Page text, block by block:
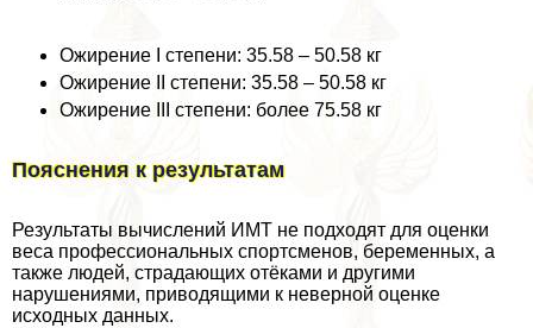
Ожирение I степени: 35.58 – 50.58 кг
Ожирение II степени: 35.58 – 50.58 кг
Ожирение III степени: более 75.58 кг
Пояснения к результатам
Результаты вычислений ИМТ не подходят для оценки
веса профессиональных спортсменов, беременных, а
также людей, страдающих отёками и другими
нарушениями, приводящими к неверной оценке
исходных данных.